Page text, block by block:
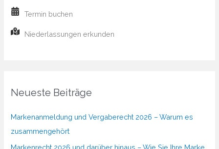
Termin buchen
Niederlassungen erkunden
Neueste Beiträge
Markenanmeldung und Vergaberecht 2026 – Warum es
zusammengehört
Markenrecht 2026 und darüber hinaus – Wie Sie Ihre Marke